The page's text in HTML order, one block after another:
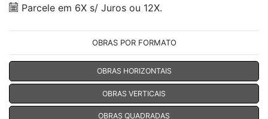
Parcele em 6X s/ Juros ou 12X.
OBRAS POR FORMATO
OBRAS HORIZONTAIS
OBRAS VERTICAIS
OBRAS QUADRADAS